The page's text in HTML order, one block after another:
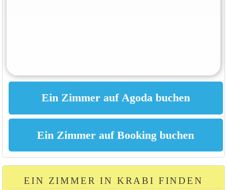
EIN ZIMMER IN KRABI FINDEN